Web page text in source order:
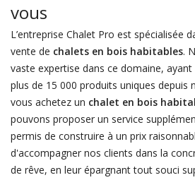
vous
L’entreprise Chalet Pro est spécialisée
vente de chalets en bois habitables.
vaste expertise dans ce domaine,
plus de 15 000 produits uniques depuis
vous achetez un chalet en bois
pouvons proposer un service
permis de construire à un prix
d'accompagner nos clients dans la
de rêve, en leur épargnant tout souci